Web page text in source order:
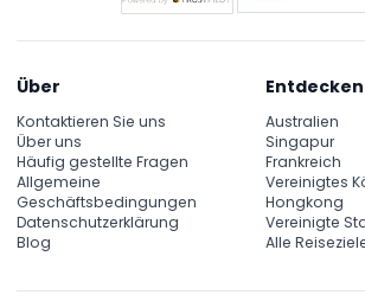
Über
Kontaktieren Sie uns
Über uns
Häufig gestellte Fragen
Allgemeine
Geschäftsbedingungen
Datenschutzerklärung
Blog
Entdecken
Australien
Singapur
Frankreich
Vereinigtes
Hongkong
Vereinigte
Alle